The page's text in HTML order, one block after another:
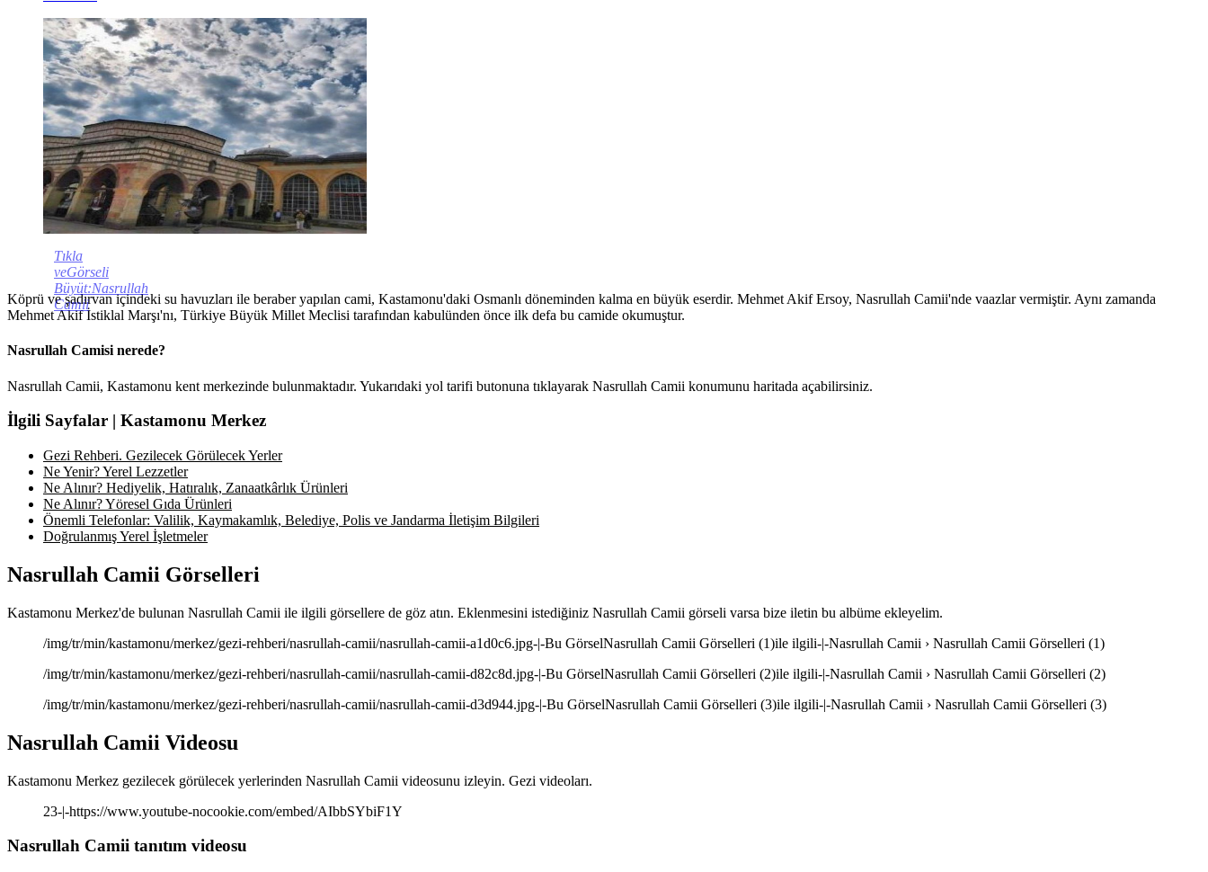
Tıkla
veGörseli
Büyüt:Nasrullah
Camii
Köprü ve şadırvan içindeki su havuzları ile beraber yapılan cami, Kastamonu'daki Osmanlı döneminden kalma en büyük eserdir. Mehmet Akif Ersoy, Nasrullah Camii'nde vaazlar vermiştir. Aynı zamanda
Mehmet Akif İstiklal Marşı'nı, Türkiye Büyük Millet Meclisi tarafından kabulünden önce ilk defa bu camide okumuştur.
Nasrullah Camisi nerede?
Nasrullah Camii, Kastamonu kent merkezinde bulunmaktadır. Yukarıdaki yol tarifi butonuna tıklayarak Nasrullah Camii konumunu haritada açabilirsiniz.
İlgili Sayfalar | Kastamonu Merkez
Gezi Rehberi. Gezilecek Görülecek Yerler
Ne Yenir? Yerel Lezzetler
Ne Alınır? Hediyelik, Hatıralık, Zanaatkârlık Ürünleri
Ne Alınır? Yöresel Gıda Ürünleri
Önemli Telefonlar: Valilik, Kaymakamlık, Belediye, Polis ve Jandarma İletişim Bilgileri
Doğrulanmış Yerel İşletmeler
Nasrullah Camii Görselleri
Kastamonu Merkez'de bulunan Nasrullah Camii ile ilgili görsellere de göz atın. Eklenmesini istediğiniz Nasrullah Camii görseli varsa bize iletin bu albüme ekleyelim.
/img/tr/min/kastamonu/merkez/gezi-rehberi/nasrullah-camii/nasrullah-camii-a1d0c6.jpg-|-Bu GörselNasrullah Camii Görselleri (1)ile ilgili-|-Nasrullah Camii › Nasrullah Camii Görselleri (1)
/img/tr/min/kastamonu/merkez/gezi-rehberi/nasrullah-camii/nasrullah-camii-d82c8d.jpg-|-Bu GörselNasrullah Camii Görselleri (2)ile ilgili-|-Nasrullah Camii › Nasrullah Camii Görselleri (2)
/img/tr/min/kastamonu/merkez/gezi-rehberi/nasrullah-camii/nasrullah-camii-d3d944.jpg-|-Bu GörselNasrullah Camii Görselleri (3)ile ilgili-|-Nasrullah Camii › Nasrullah Camii Görselleri (3)
Nasrullah Camii Videosu
Kastamonu Merkez gezilecek görülecek yerlerinden Nasrullah Camii videosunu izleyin. Gezi videoları.
23-|-https://www.youtube-nocookie.com/embed/AIbbSYbiF1Y
Nasrullah Camii tanıtım videosu